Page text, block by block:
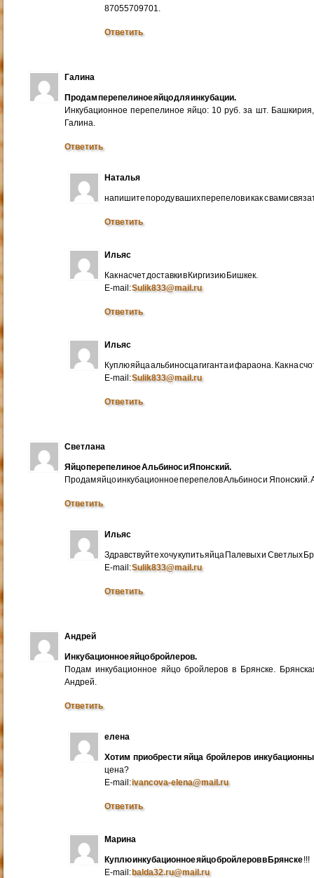
87055709701.
Ответить
Галина
Продам перепелиное яйцо для инкубации.
Инкубационное перепелиное яйцо: 10 руб. за шт.
Галина.
Ответить
Наталья
напишите породу ваших перепелов и как с вами
Ответить
Ильяс
Как насчет доставки в Киргизию Бишкек.
E-mail:Sulik833@mail.ru
Ответить
Ильяс
Куплю яйца альбиносца гиганта и фараона. Как на
E-mail:Sulik833@mail.ru
Ответить
Светлана
Яйцо перепелиное Альбинос и Японский.
Продам яйцо инкубационное перепелов Альбинос и
Ответить
Ильяс
Здравствуйте хочу купить яйца Палевых и Светлых
E-mail:Sulik833@mail.ru
Ответить
Андрей
Инкубационное яйцо бройлеров.
Подам инкубационное яйцо бройлеров в Брянске.
Андрей.
Ответить
елена
Хотим приобрести яйца бройлеров
цена?
E-mail:ivancova-elena@mail.ru
Ответить
Марина
Куплю инкубационное яйцо бройлеров в Брянске!!!
E-mail:balda32.ru@mail.ru